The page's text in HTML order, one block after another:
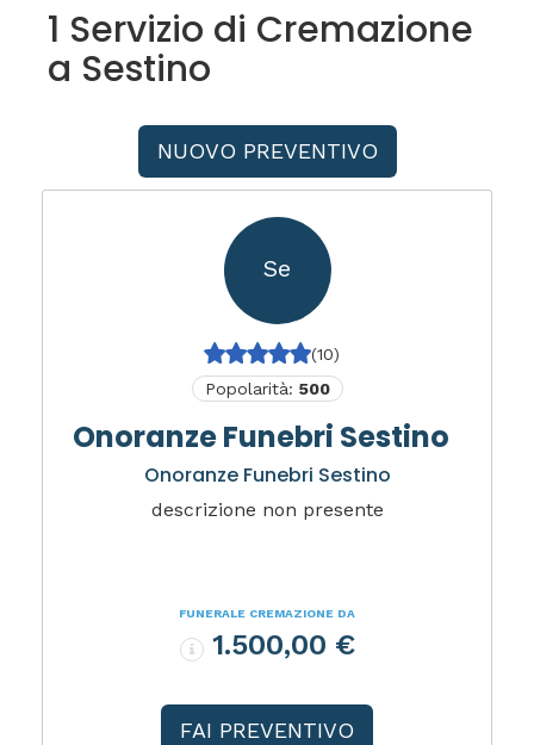
1 Servizio di Cremazione
a Sestino
NUOVO PREVENTIVO
Se
(10)
Popolarità: 500
Onoranze Funebri Sestino
Onoranze Funebri Sestino
descrizione non presente
FUNERALE CREMAZIONE DA
1.500,00 €
FAI PREVENTIVO